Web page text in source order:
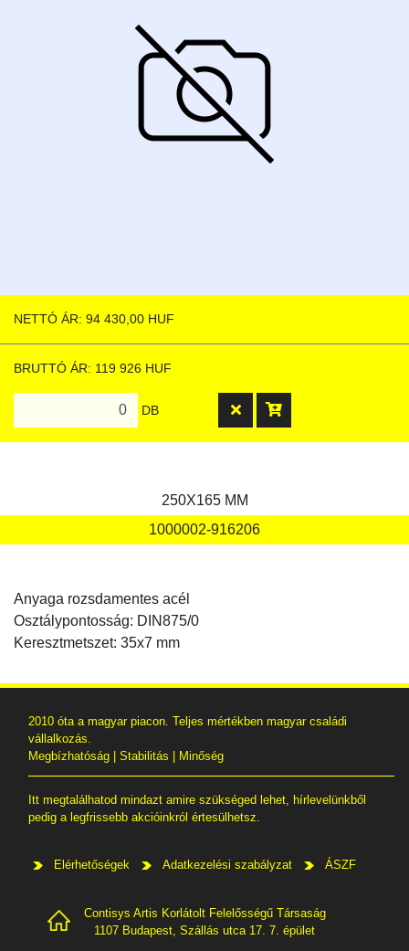
NETTÓ ÁR: 94 430,00 HUF
BRUTTÓ ÁR: 119 926 HUF
DB
250X165 MM
1000002-916206
Anyaga rozsdamentes acél
Osztálypontosság: DIN875/0
Keresztmetszet: 35x7 mm
2010 óta a magyar piacon. Teljes mértékben magyar családi
vállalkozás.
Megbízhatóság | Stabilitás | Minőség
Itt megtalálhatod mindazt amire szükséged lehet, hírlevelünkből
pedig a legfrissebb akcióinkról értesülhetsz.
Elérhetőségek Adatkezelési szabályzat ÁSZF
Contisys Artis Korlátolt Felelősségű Társaság
1107 Budapest, Szállás utca 17. 7. épület